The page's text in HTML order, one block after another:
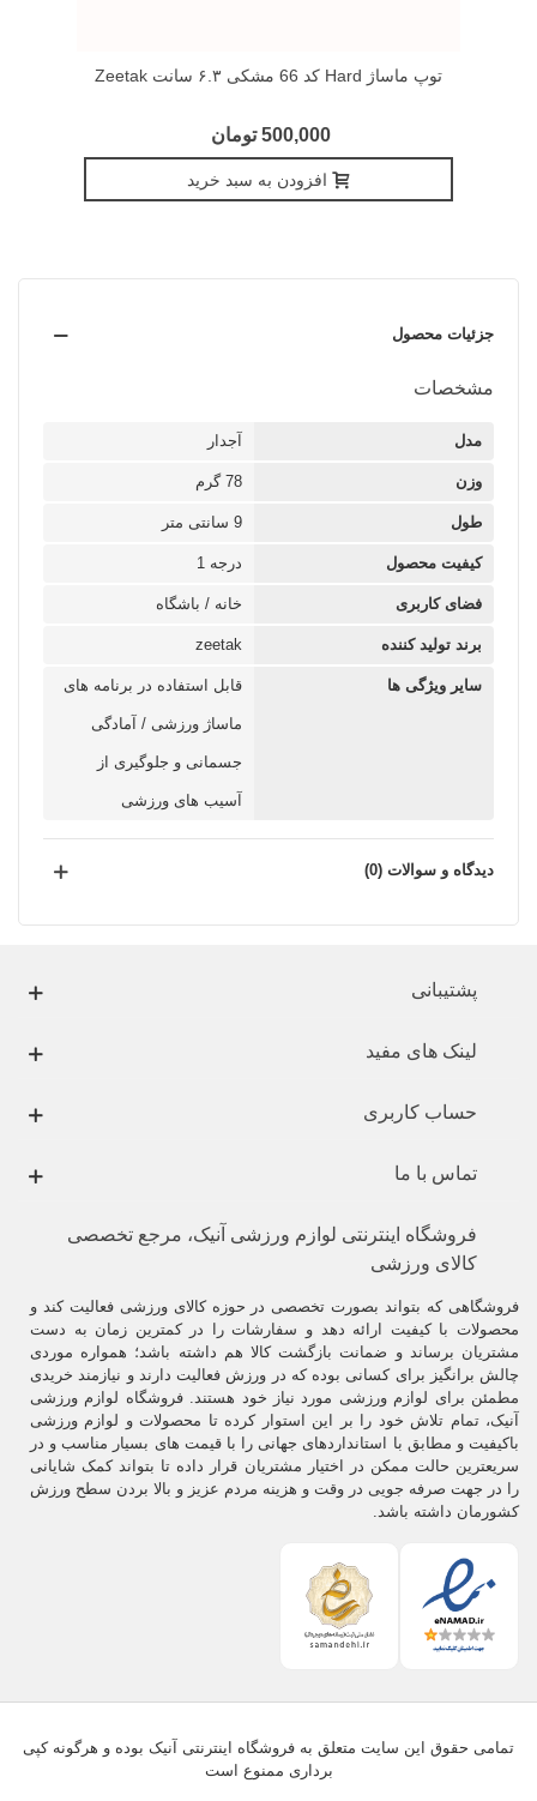
توپ ماساژ Hard کد 66 مشکی ۶.۳ سانت Zeetak
500,000 تومان
افزودن به سبد خرید
جزئیات محصول
مشخصات
مدل آجدار
وزن 78 گرم
طول 9 سانتی متر
کیفیت محصول درجه 1
فضای کاربری خانه / باشگاه
برند تولید کننده zeetak
سایر ویژگی ها قابل استفاده در برنامه های
ماساژ ورزشی / آمادگی
جسمانی و جلوگیری از
آسیب های ورزشی
دیدگاه و سوالات (0)
پشتیبانی
لینک های مفید
حساب کاربری
تماس با ما
فروشگاه اینترنتی لوازم ورزشی آنیک، مرجع تخصصی
کالای ورزشی
فروشگاهی که بتواند بصورت تخصصی در حوزه کالای ورزشی فعالیت کند و
محصولات با کیفیت ارائه دهد و سفارشات را در کمترین زمان به دست
مشتریان برساند و ضمانت بازگشت کالا هم داشته باشد؛ همواره موردی
چالش برانگیز برای کسانی بوده که در ورزش فعالیت دارند و نیازمند خریدی
مطمئن برای لوازم ورزشی مورد نیاز خود هستند. فروشگاه لوازم ورزشی
آنیک، تمام تلاش خود را بر این استوار کرده تا محصولات و لوازم ورزشی
باکیفیت و مطابق با استانداردهای جهانی را با قیمت های بسیار مناسب و در
سریعترین حالت ممکن در اختیار مشتریان قرار داده تا بتواند کمک شایانی
را در جهت صرفه جویی در وقت و هزینه مردم عزیز و بالا بردن سطح ورزش
کشورمان داشته باشد.
تمامی حقوق این سایت متعلق به فروشگاه اینترنتی آنیک بوده و هرگونه کپی
برداری ممنوع است